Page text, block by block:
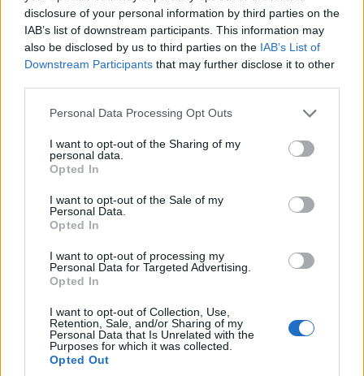
disclosure of your personal information by third parties on the
IAB’s list of downstream participants. This information may
also be disclosed by us to third parties on the IAB’s List of
Downstream Participants that may further disclose it to other
Please note that this website/app uses one or more Google
not limited to your visit or usage behaviour. You may click to
grant or deny consent to Google and its third-party tags to
use your data for below specified purposes in below Google
consent section.
Personal Data Processing Opt Outs
I want to opt-out of the Sharing of my
personal data.
Opted In
I want to opt-out of the Sale of my
Personal Data.
Opted In
I want to opt-out of processing my
Personal Data for Targeted Advertising.
Opted In
I want to opt-out of Collection, Use,
Retention, Sale, and/or Sharing of my
Personal Data that Is Unrelated with the
Purposes for which it was collected.
Opted Out
24/04/2026 - 11:16μμ
ΠΕΡΙΕΡΓΑ
Πατσάς: Αναβιώνει η πέτρα του σκανδάλου
μεταξύ Ελλάδας και Τουρκίας – Στο φόντο η
17/04/2026 - 7:19μμ